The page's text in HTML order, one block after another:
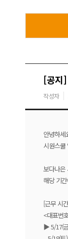
[공지]
작성자
안녕하세
시원스쿨
보다나은
해당 기
[근무 시
<대표번
▶ 5/17(